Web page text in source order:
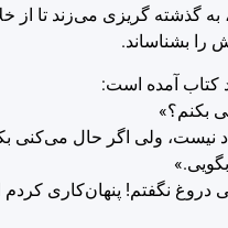
گذشته گریزی می‌زند تا از
بشناساند.
کتاب آمده است:
بکنم؟»
نیست، ولی اگر حال می‌کنی
نگفتم! پنهان‌کاری کردم